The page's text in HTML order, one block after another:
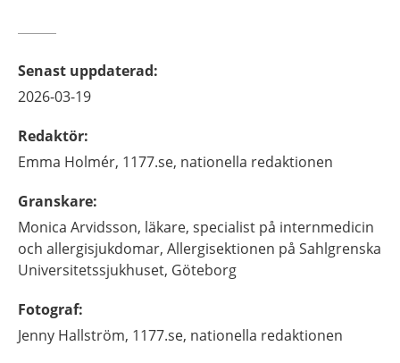
Senast uppdaterad:
2026-03-19
Redaktör:
Emma Holmér, 1177.se, nationella redaktionen
Granskare:
Monica Arvidsson, läkare, specialist på internmedicin
och allergisjukdomar, Allergisektionen på Sahlgrenska
Universitetssjukhuset, Göteborg
Fotograf:
Jenny Hallström, 1177.se, nationella redaktionen